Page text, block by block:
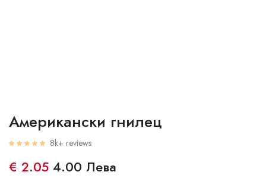
Американски гнилец
8k+ reviews
€ 2.05 4.00 Лева